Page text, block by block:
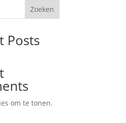
Zoeken
Posts
om te tonen.